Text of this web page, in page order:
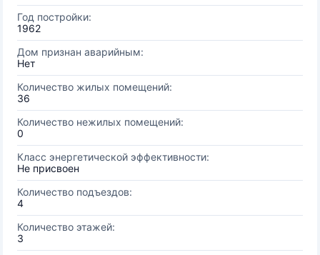
Год постройки:
1962
Дом признан аварийным:
Нет
Количество жилых помещений:
36
Количество нежилых помещений:
0
Класс энергетической эффективности:
Не присвоен
Количество подъездов:
4
Количество этажей:
3